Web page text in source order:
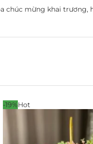
chúc mừng khai trương,
-19%Hot